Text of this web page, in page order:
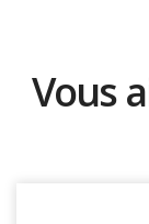
Vous